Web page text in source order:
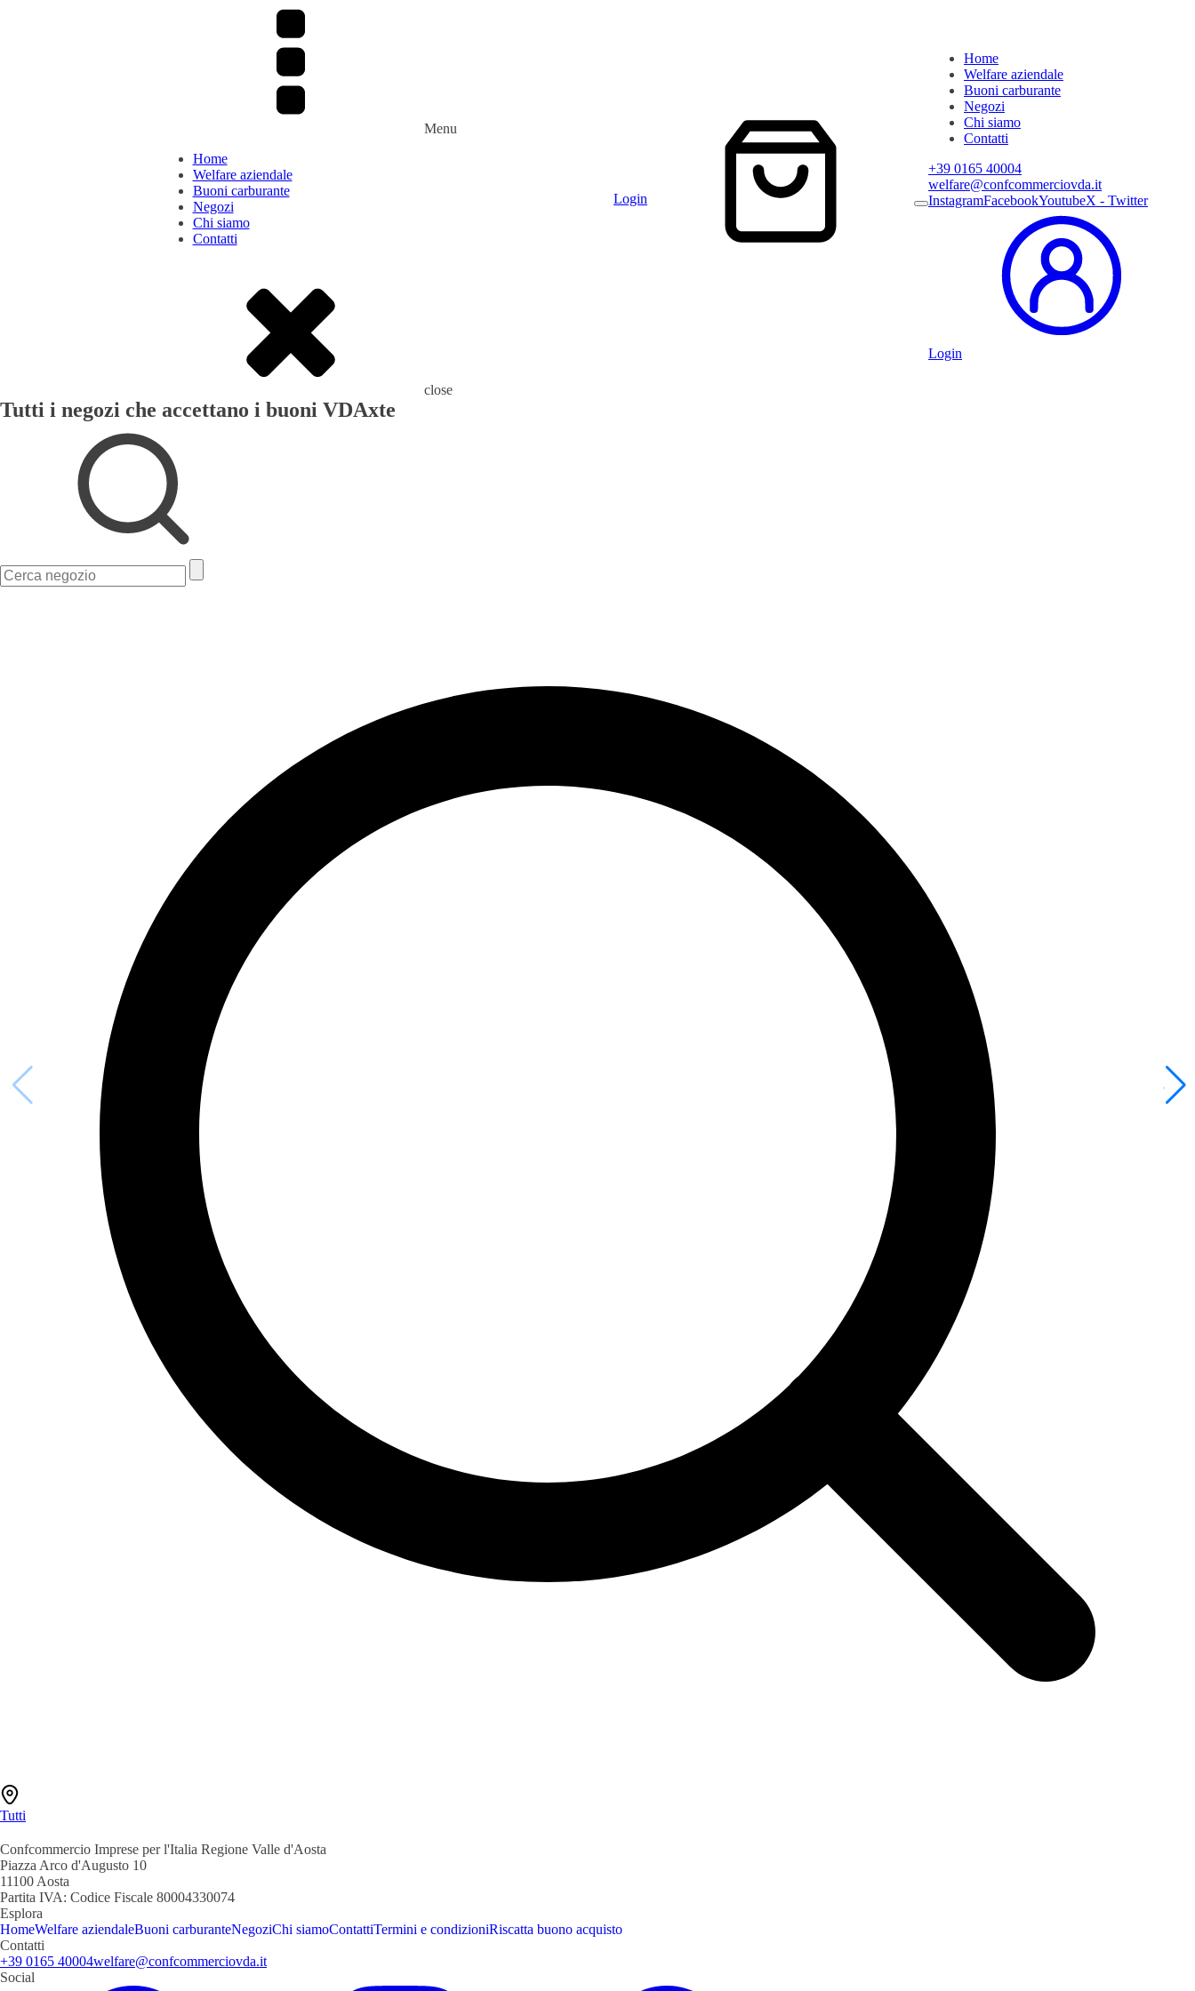
Menu
Home
Welfare aziendale
Buoni carburante
Negozi
Chi siamo
Contatti
close
Login
Home
Welfare aziendale
Buoni carburante
Negozi
Chi siamo
Contatti
+39 0165 40004
welfare@confcommerciovda.it
InstagramFacebookYoutubeX - Twitter
Login
Tutti i negozi che accettano i buoni VDAxte
Ricerca
per:
Tutti
Confcommercio Imprese per l'Italia Regione Valle d'Aosta
Piazza Arco d'Augusto 10
11100 Aosta
Partita IVA: Codice Fiscale 80004330074
Esplora
HomeWelfare aziendaleBuoni carburanteNegoziChi siamoContattiTermini e condizioniRiscatta buono acquisto
Contatti
+39 0165 40004welfare@confcommerciovda.it
Social